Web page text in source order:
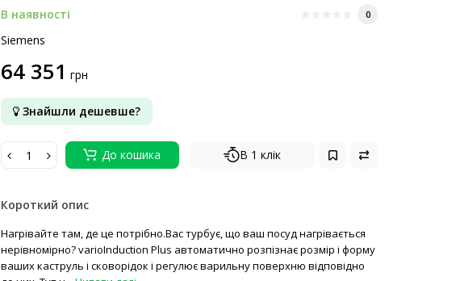
В наявності 0
Siemens
64 351 грн
Знайшли дешевше?
До кошика В 1 клік
Короткий опис
Нагрівайте там, де це потрібно.Вас турбує, що ваш посуд нагрівається
нерівномірно? varioInduction Plus автоматично розпізнає розмір і форму
ваших каструль і сковорідок і регулює варильну поверхню відповідно